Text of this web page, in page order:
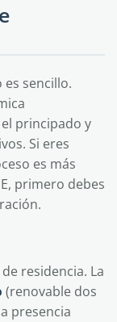
es sencillo.
principado y
Si eres
es más
primero debes
residencia. La
(renovable dos
presencia